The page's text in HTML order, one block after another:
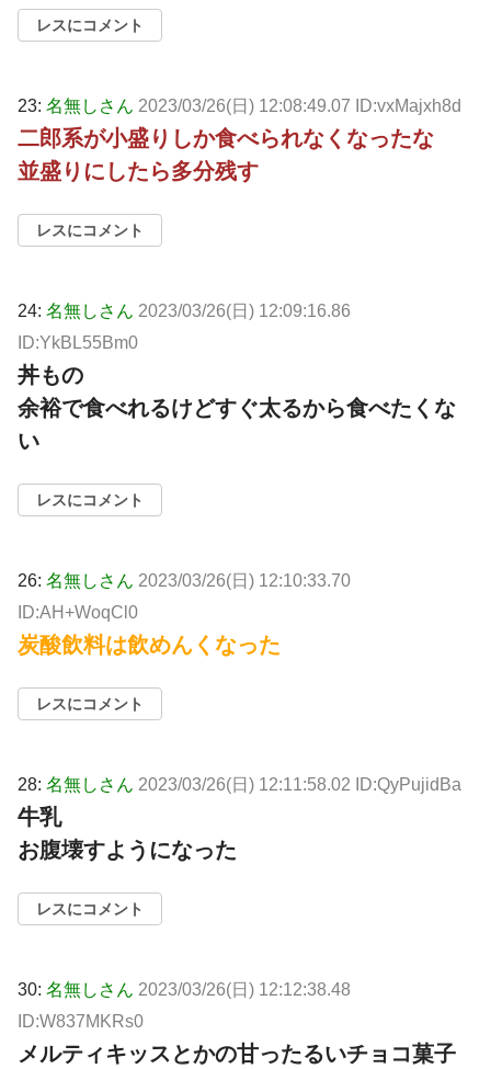
レスにコメント
23: 名無しさん 2023/03/26(日) 12:08:49.07 ID:vxMajxh8d
二郎系が小盛りしか食べられなくなったな
並盛りにしたら多分残す
レスにコメント
24: 名無しさん 2023/03/26(日) 12:09:16.86
ID:YkBL55Bm0
丼もの
余裕で食べれるけどすぐ太るから食べたくな
い
レスにコメント
26: 名無しさん 2023/03/26(日) 12:10:33.70
ID:AH+WoqCl0
炭酸飲料は飲めんくなった
レスにコメント
28: 名無しさん 2023/03/26(日) 12:11:58.02 ID:QyPujidBa
牛乳
お腹壊すようになった
レスにコメント
30: 名無しさん 2023/03/26(日) 12:12:38.48
ID:W837MKRs0
メルティキッスとかの甘ったるいチョコ菓子